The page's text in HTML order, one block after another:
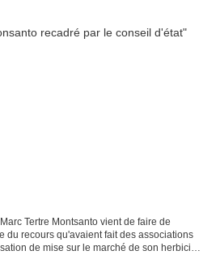
Tertre Montsanto vient de faire de
du recours qu'avaient fait des associations
de mise sur le marché de son herbicide